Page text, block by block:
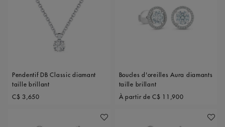
Pendentif DB Classic diamant
taille brillant
Original price
C$ 3,650
Boucles d'oreilles Aura diamants
taille brillant
Original price
À partir de C$ 11,900
Ajouter À Ma Wishlist